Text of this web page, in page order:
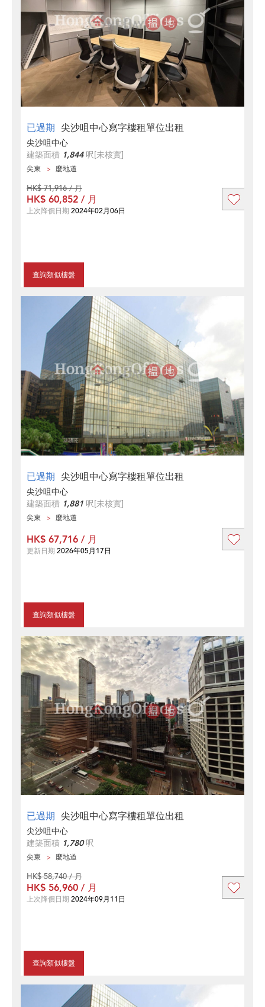
已過期 尖沙咀中心寫字樓租單位出租
尖沙咀中心
建築面積 1,844呎[未核實]
尖東 麼地道
查詢類似樓盤
HK$ 71,916 / 月
HK$ 60,852 / 月
上次降價日期 2024年02月06日
已過期 尖沙咀中心寫字樓租單位出租
尖沙咀中心
建築面積 1,881 呎[未核實]
尖東 麼地道
查詢類似樓盤
HK$ 67,716 / 月
更新日期 2026年05月17日
已過期 尖沙咀中心寫字樓租單位出租
尖沙咀中心
建築面積 1,780呎
尖東 麼地道
查詢類似樓盤
HK$ 58,740 / 月
HK$ 56,960 / 月
上次降價日期 2024年09月11日